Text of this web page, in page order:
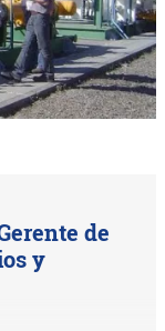
de
y